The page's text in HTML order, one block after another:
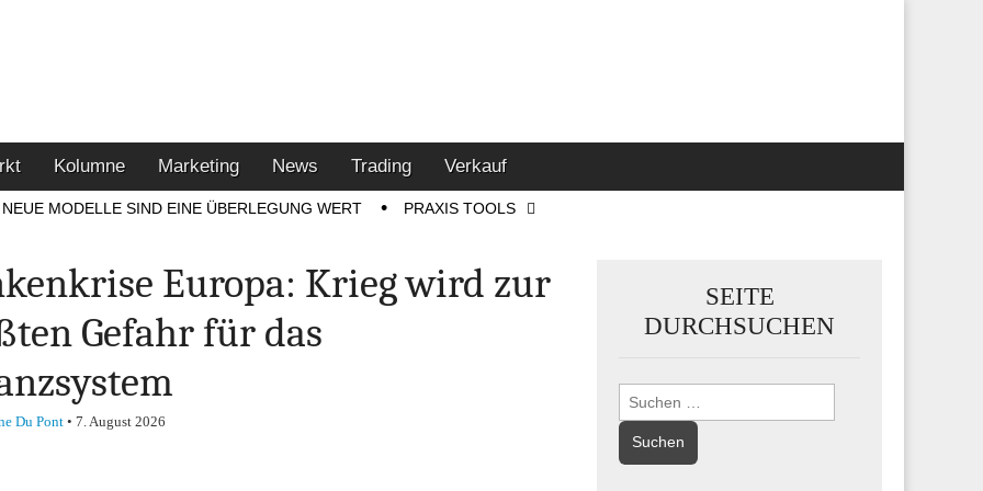
Kolumne Marketing News Trading Verkauf
NEUE MODELLE SIND EINE ÜBERLEGUNG WERT PRAXIS TOOLS
Europa: Krieg wird zur
Gefahr für das
Du Pont• 7. August 2026
SEITE
DURCHSUCHEN
Suchen
nach: